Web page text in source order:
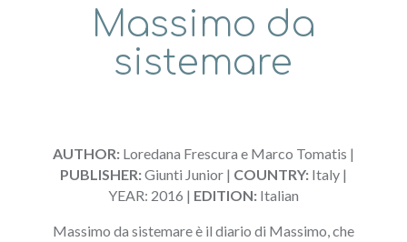
Massimo da
sistemare
AUTHOR:Loredana Frescura e Marco Tomatis |
PUBLISHER:Giunti Junior | COUNTRY:Italy |
YEAR: 2016 | EDITION: Italian
Massimo da sistemare è il diario di Massimo, che